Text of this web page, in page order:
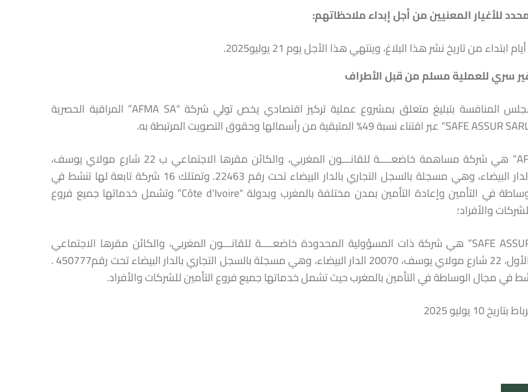
للأغيار المعنيين من أجل إبداء ملاحظاتهم:
سري للعملية مسلم من قبل الأطراف
توصل مجلس المنافسة بتبليغ متعلق بمشروع عملية تركيز اقتصادي يخص تولي شركة “AFMA SA” المراقبة الحصرية
“AFMA SA” هي شركة مساهمة خاضعــــة للقانـــون المغربي، والكائن مقرها الاجتماعي ب 22 شارع مولاي يوسف،
20070 الدار البيضاء، وهي مسجلة بالسجل التجاري بالدار البيضاء تحت رقم 22463. وتمتلك 16 شركة تابعة لها تنشط في
مجال الوساطة في التأمين وإعادة التأمين بمدن مختلفة بالمغرب وبدولة “Côte d’Ivoire” وتشمل خدماتها جميع فروع
والأفراد؛
“SAFE ASSUR SARL” هي شركة ذات المسؤولية المحدودة خاضعــــة للقانـــون المغربي، والكائن مقرها الاجتماعي
بالطابق الأول، 22 شارع مولاي يوسف، 20070 الدار البيضاء، وهي مسجلة بالسجل التجاري بالدار البيضاء تحت رقم450777 .
في مجال الوساطة في التأمين بالمغرب حيث تشمل خدماتها جميع فروع التأمين للشركات والأفراد.
10 يوليو 2025